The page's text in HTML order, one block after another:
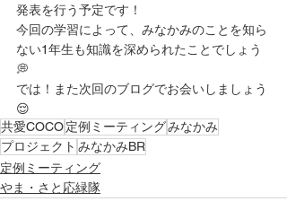
発表を行う予定です！
今回の学習によって、みなかみのことを知ら
ない1年生も知識を深められたことでしょう
💭
では！また次回のブログでお会いしましょう
😌
共愛COCO定例ミーティングみなかみ
プロジェクト みなかみBR
定例ミーティング
やま・さと応緑隊